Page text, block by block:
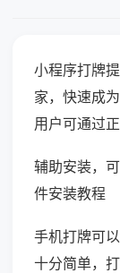
小程序打牌
家，快速成
用户可通过
辅助安装，
件安装教程
手机打牌可
十分简单，